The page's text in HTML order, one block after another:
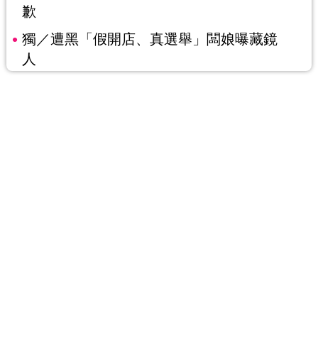
歉
獨／遭黑「假開店、真選舉」闆娘曝藏鏡
人